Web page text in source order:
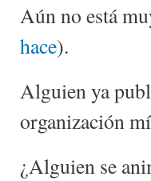
Aún no está
hace).
Alguien ya
organización
¿Alguien se